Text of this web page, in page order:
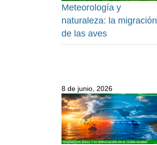
Meteorología y
naturaleza: la migración
de las aves
8 de junio, 2026